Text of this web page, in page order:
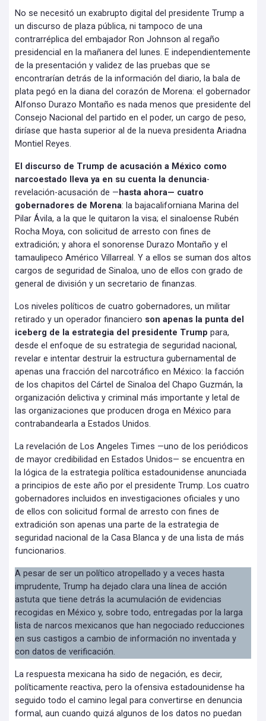
No se necesitó un exabrupto digital del presidente Trump a
un discurso de plaza pública, ni tampoco de una
contrarréplica del embajador Ron Johnson al regaño
presidencial en la mañanera del lunes. E independientemente
de la presentación y validez de las pruebas que se
encontrarían detrás de la información del diario, la bala de
plata pegó en la diana del corazón de Morena: el gobernador
Alfonso Durazo Montaño es nada menos que presidente del
Consejo Nacional del partido en el poder, un cargo de peso,
diríase que hasta superior al de la nueva presidenta Ariadna
Montiel Reyes.
El discurso de Trump de acusación a México como
narcoestado lleva ya en su cuenta la denuncia-
revelación-acusación de — hasta ahora— cuatro
gobernadores de Morena: la bajacaliforniana Marina del
Pilar Ávila, a la que le quitaron la visa; el sinaloense Rubén
Rocha Moya, con solicitud de arresto con fines de
extradición; y ahora el sonorense Durazo Montaño y el
tamaulipeco Américo Villarreal. Y a ellos se suman dos altos
cargos de seguridad de Sinaloa, uno de ellos con grado de
general de división y un secretario de finanzas.
Los niveles políticos de cuatro gobernadores, un militar
retirado y un operador financiero son apenas la punta del
iceberg de la estrategia del presidente Trump para,
desde el enfoque de su estrategia de seguridad nacional,
revelar e intentar destruir la estructura gubernamental de
apenas una fracción del narcotráfico en México: la facción
de los chapitos del Cártel de Sinaloa del Chapo Guzmán, la
organización delictiva y criminal más importante y letal de
las organizaciones que producen droga en México para
contrabandearla a Estados Unidos.
La revelación de Los Angeles Times —uno de los periódicos
de mayor credibilidad en Estados Unidos— se encuentra en
la lógica de la estrategia política estadounidense anunciada
a principios de este año por el presidente Trump. Los cuatro
gobernadores incluidos en investigaciones oficiales y uno
de ellos con solicitud formal de arresto con fines de
extradición son apenas una parte de la estrategia de
seguridad nacional de la Casa Blanca y de una lista de más
funcionarios.
A pesar de ser un político atropellado y a veces hasta
imprudente, Trump ha dejado clara una línea de acción
astuta que tiene detrás la acumulación de evidencias
recogidas en México y, sobre todo, entregadas por la larga
lista de narcos mexicanos que han negociado reducciones
en sus castigos a cambio de información no inventada y
con datos de verificación.
La respuesta mexicana ha sido de negación, es decir,
políticamente reactiva, pero la ofensiva estadounidense ha
seguido todo el camino legal para convertirse en denuncia
formal, aun cuando quizá algunos de los datos no puedan